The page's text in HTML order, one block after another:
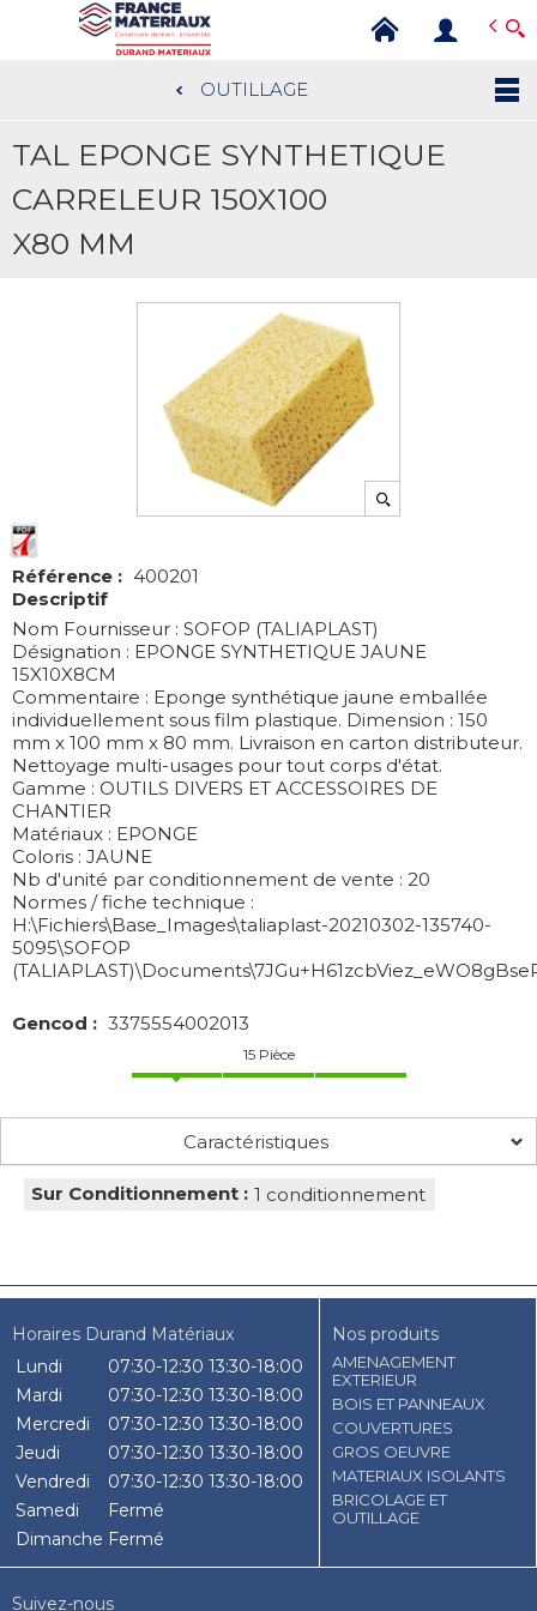
au
contenu
OUTILLAGE
TAL EPONGE SYNTHETIQUE
CARRELEUR 150X100
X80 MM
Référence : 400201
Descriptif
Nom Fournisseur : SOFOP (TALIAPLAST)
Désignation : EPONGE SYNTHETIQUE JAUNE
15X10X8CM
Commentaire : Eponge synthétique jaune emballée
individuellement sous film plastique. Dimension : 150
mm x 100 mm x 80 mm. Livraison en carton distributeur.
Nettoyage multi-usages pour tout corps d'état.
Gamme : OUTILS DIVERS ET ACCESSOIRES DE
CHANTIER
Matériaux : EPONGE
Coloris : JAUNE
Nb d'unité par conditionnement de vente : 20
Normes / fiche technique :
H:\Fichiers\Base_Images\taliaplast-20210302-135740-
5095\SOFOP
Gencod : 3375554002013
15 Pièce
Caractéristiques
Sur Conditionnement : 1 conditionnement
Horaires Durand Matériaux
Lundi
07:30-12:30 13:30-18:00
Mardi
07:30-12:30 13:30-18:00
Mercredi
07:30-12:30 13:30-18:00
Jeudi
07:30-12:30 13:30-18:00
Vendredi
07:30-12:30 13:30-18:00
Samedi
Fermé
Dimanche Fermé
Nos produits
AMENAGEMENT
EXTERIEUR
BOIS ET PANNEAUX
COUVERTURES
GROS OEUVRE
MATERIAUX ISOLANTS
BRICOLAGE ET
OUTILLAGE
Suivez-nous